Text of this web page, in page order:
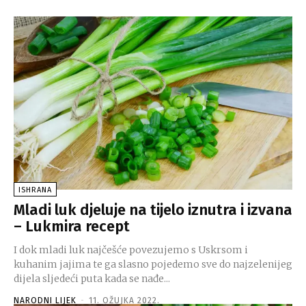
ISHRANA
Mladi luk djeluje na tijelo iznutra i izvana
– Lukmira recept
I dok mladi luk najčešće povezujemo s Uskrsom i
kuhanim jajima te ga slasno pojedemo sve do najzelenijeg
dijela sljedeći puta kada se nađe...
NARODNI LIJEK - 11. OŽUJKA 2022.